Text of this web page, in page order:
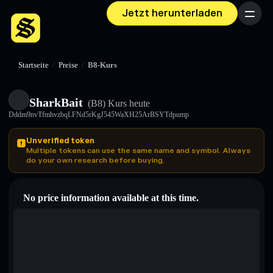
Jetzt herunterladen Menü
Startseite / Preise / B8-Kurs
SharkBait (B8) Kurs heute
Dddm9nvTfmhvzbqLFNd5rKgJ545WaXH25ArBSYTdpump
Unverified token
Multiple tokens can use the same name and symbol. Always
do your own research before buying.
No price information available at this time.